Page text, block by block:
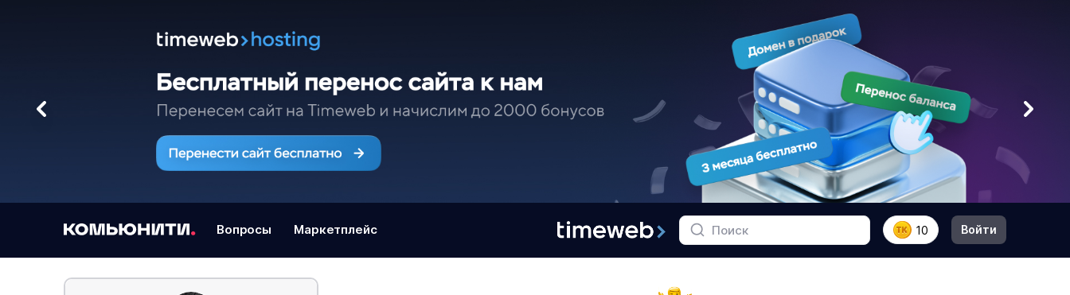
Вопросы Маркетплейс 10 Войти